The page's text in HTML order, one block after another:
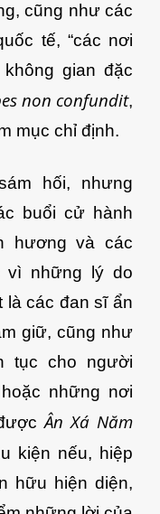
cũng như các
tế, “các nơi
gian đặc
non confundit,
mục chỉ định.
hối, nhưng
buổi cử hành
hương và các
vì những lý do
là các đan sĩ ẩn
giữ, cũng như
tục cho người
những nơi
Ân Xá Năm
kiện nếu, hiệp
hữu hiện diện,